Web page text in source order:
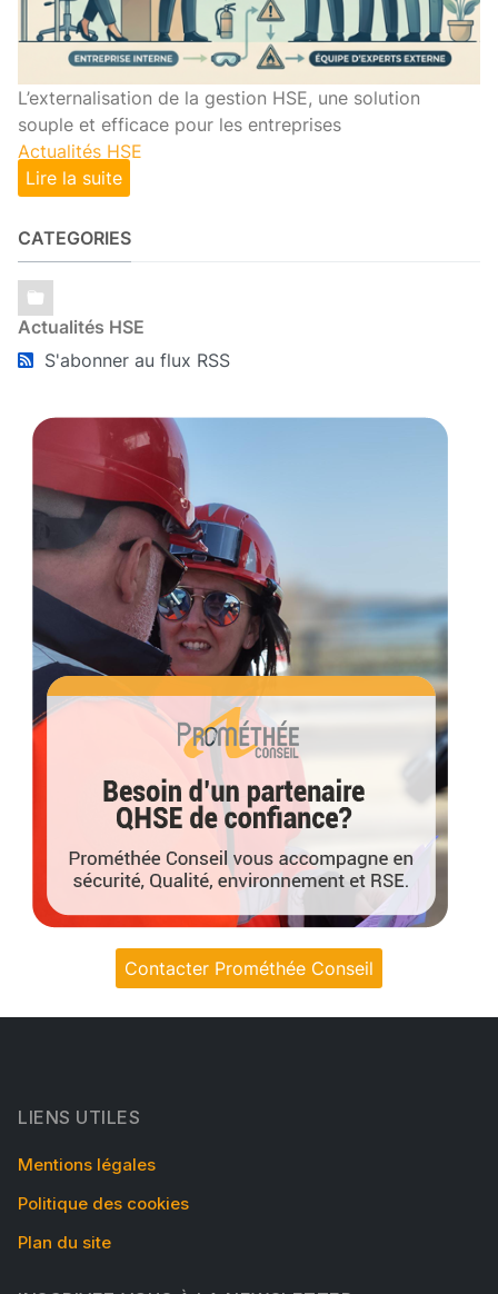
L’externalisation de la gestion HSE, une solution
souple et efficace pour les entreprises
Actualités HSE
Lire la suite
CATEGORIES
Actualités HSE
S'abonner au flux RSS
Contacter Prométhée Conseil
LIENS UTILES
Mentions légales
Politique des cookies
Plan du site